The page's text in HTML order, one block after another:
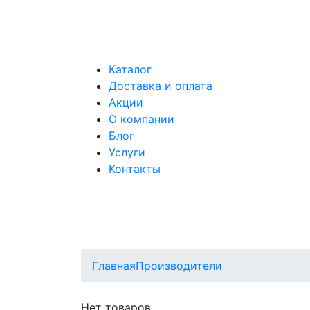
Каталог
Доставка и оплата
Акции
О компании
Блог
Услуги
Контакты
ГлавнаяПроизводители
Нет товаров